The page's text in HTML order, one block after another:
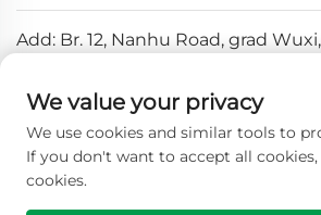
Add: Br. 12, Nanhu Road, grad
E-pošta:[email protected]
Tel:+86-18018310578
We value your privacy
We use cookies and similar tools to
If you don't want to accept all
cookies.